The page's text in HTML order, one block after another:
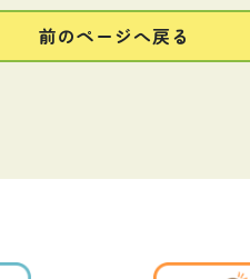
前のページへ戻る